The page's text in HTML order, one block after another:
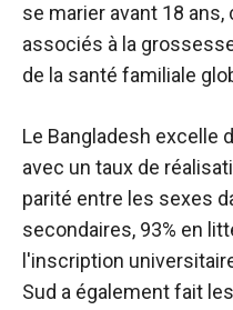
se marier avant 18
associés à la
de la santé familiale
Le Bangladesh excelle
avec un taux de
parité entre les sexes
secondaires, 93% en
l'inscription
Sud a également fait